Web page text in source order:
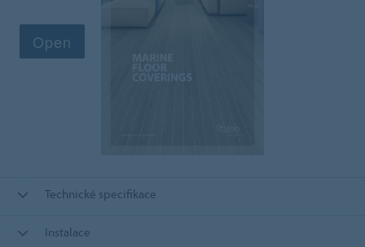
Technické specifikace
Instalace